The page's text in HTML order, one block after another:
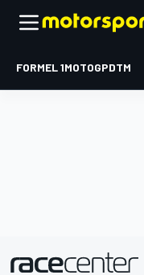
FORMEL 1MOTOGPDTM